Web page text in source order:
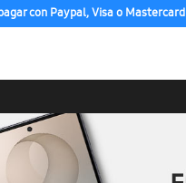
con Paypal, Visa o Mastercard